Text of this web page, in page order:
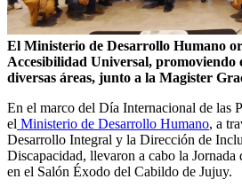
El Ministerio de Desarrollo Humano
Accesibilidad Universal, promoviendo
diversas áreas, junto a la Magister
En el marco del Día Internacional de las
el Ministerio de Desarrollo Humano, a
Desarrollo Integral y la Dirección de
Discapacidad, llevaron a cabo la
en el Salón Éxodo del Cabildo de Jujuy.